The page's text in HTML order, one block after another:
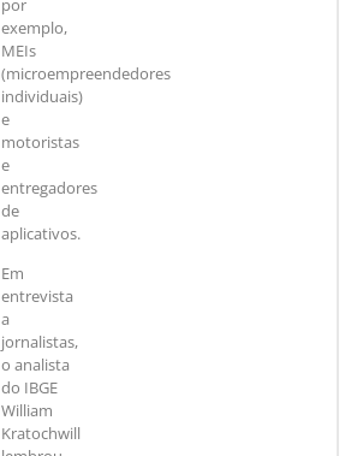
por
exemplo,
MEIs
(microempreendedores
individuais)
e
motoristas
e
entregadores
de
aplicativos.
Em
entrevista
a
jornalistas,
o analista
do IBGE
William
Kratochwill